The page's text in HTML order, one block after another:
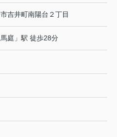
吉井町南陽台 ２丁目
馬庭 」駅 徒歩28分